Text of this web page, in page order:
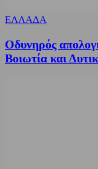
ΕΛΛΑΔΑ
Οδυνηρός
Βοιωτία και